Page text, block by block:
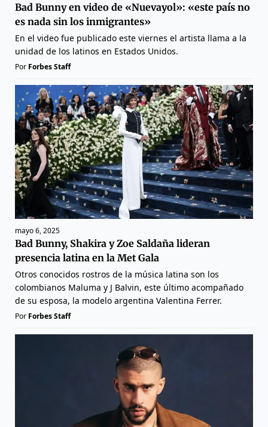
Bad Bunny en video de «Nuevayol»: «este país no
es nada sin los inmigrantes»
En el video fue publicado este viernes el artista llama a la
unidad de los latinos en Estados Unidos.
Por Forbes Staff
mayo 6, 2025
Bad Bunny, Shakira y Zoe Saldaña lideran
presencia latina en la Met Gala
Otros conocidos rostros de la música latina son los
colombianos Maluma y J Balvin, este último acompañado
de su esposa, la modelo argentina Valentina Ferrer.
Por Forbes Staff